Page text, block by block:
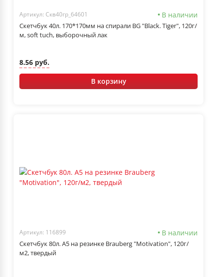
Артикул: Скв40гр_64601 В наличии
Скетчбук 40л. 170*170мм на спирали BG "Black. Tiger", 120г/
м, soft tuch, выборочный лак
8.56 руб.
В корзину
Артикул: 116899 В наличии
Скетчбук 80л. А5 на резинке Brauberg "Motivation", 120г/
м2, твердый